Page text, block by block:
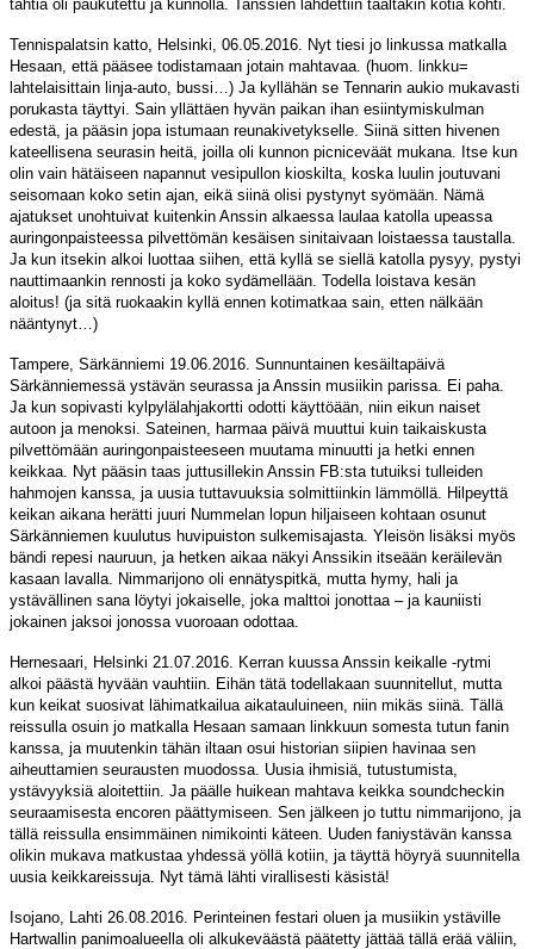
tahtia oli paukutettu ja kunnolla. Tanssien lähdettiin täältäkin kotia kohti.
Tennispalatsin katto, Helsinki, 06.05.2016. Nyt tiesi jo linkussa matkalla
Hesaan, että pääsee todistamaan jotain mahtavaa. (huom. linkku=
lahtelaisittain linja-auto, bussi…) Ja kyllähän se Tennarin aukio mukavasti
porukasta täyttyi. Sain yllättäen hyvän paikan ihan esiintymiskulman
edestä, ja pääsin jopa istumaan reunakivetykselle. Siinä sitten hivenen
kateellisena seurasin heitä, joilla oli kunnon picniceväät mukana. Itse kun
olin vain hätäiseen napannut vesipullon kioskilta, koska luulin joutuvani
seisomaan koko setin ajan, eikä siinä olisi pystynyt syömään. Nämä
ajatukset unohtuivat kuitenkin Anssin alkaessa laulaa katolla upeassa
auringonpaisteessa pilvettömän kesäisen sinitaivaan loistaessa taustalla.
Ja kun itsekin alkoi luottaa siihen, että kyllä se siellä katolla pysyy, pystyi
nauttimaankin rennosti ja koko sydämellään. Todella loistava kesän
aloitus! (ja sitä ruokaakin kyllä ennen kotimatkaa sain, etten nälkään
nääntynyt…)
Tampere, Särkänniemi 19.06.2016. Sunnuntainen kesäiltapäivä
Särkänniemessä ystävän seurassa ja Anssin musiikin parissa. Ei paha.
Ja kun sopivasti kylpylälahjakortti odotti käyttöään, niin eikun naiset
autoon ja menoksi. Sateinen, harmaa päivä muuttui kuin taikaiskusta
pilvettömään auringonpaisteeseen muutama minuutti ja hetki ennen
keikkaa. Nyt pääsin taas juttusillekin Anssin FB:sta tutuiksi tulleiden
hahmojen kanssa, ja uusia tuttavuuksia solmittiinkin lämmöllä. Hilpeyttä
keikan aikana herätti juuri Nummelan lopun hiljaiseen kohtaan osunut
Särkänniemen kuulutus huvipuiston sulkemisajasta. Yleisön lisäksi myös
bändi repesi nauruun, ja hetken aikaa näkyi Anssikin itseään keräilevän
kasaan lavalla. Nimmarijono oli ennätyspitkä, mutta hymy, hali ja
ystävällinen sana löytyi jokaiselle, joka malttoi jonottaa – ja kauniisti
jokainen jaksoi jonossa vuoroaan odottaa.
Hernesaari, Helsinki 21.07.2016. Kerran kuussa Anssin keikalle -rytmi
alkoi päästä hyvään vauhtiin. Eihän tätä todellakaan suunnitellut, mutta
kun keikat suosivat lähimatkailua aikatauluineen, niin mikäs siinä. Tällä
reissulla osuin jo matkalla Hesaan samaan linkkuun somesta tutun fanin
kanssa, ja muutenkin tähän iltaan osui historian siipien havinaa sen
aiheuttamien seurausten muodossa. Uusia ihmisiä, tutustumista,
ystävyyksiä aloitettiin. Ja päälle huikean mahtava keikka soundcheckin
seuraamisesta encoren päättymiseen. Sen jälkeen jo tuttu nimmarijono, ja
tällä reissulla ensimmäinen nimikointi käteen. Uuden faniystävän kanssa
olikin mukava matkustaa yhdessä yöllä kotiin, ja täyttä höyryä suunnitella
uusia keikkareissuja. Nyt tämä lähti virallisesti käsistä!
Isojano, Lahti 26.08.2016. Perinteinen festari oluen ja musiikin ystäville
Hartwallin panimoalueella oli alkukeväästä päätetty jättää tällä erää väliin,